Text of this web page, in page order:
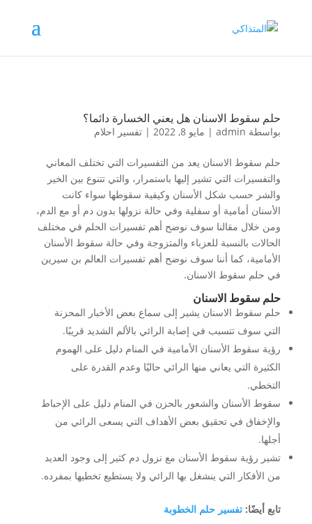
حلم سقوط الاسنان هل يعني الخسارة دائما؟
بواسطة admin
| مايو 8, 2022 | تفسير احلام
حلم سقوط الاسنان يعد من التفسيرات التي تختلف المعاني
والتفسيرات التي تشير إليها باستمرار، والتي تتنوع بين الخير
والشر حسب شكل الأسنان وكيفية سقوطها سواء كانت
الأسنان أمامية أو سفلية وفي حالة نزولها بدون دم أو مع الدم،
ومن خلال مقالنا سوف نوضح أهم تفسيرات الحلم في مختلف
الحالات بالنسبة للعزباء والمتزوجة وفي حالة سقوط الأسنان
الأمامية، كما أننا سوف نوضح أهم تفسيرات العالم بن سيرين
في حلم سقوط الاسنان.
حلم سقوط الاسنان
حلم سقوط الاسنان يشير إلى سماع بعض الأخبار المحزنة
التي سوف تتسبب في إصابة الرائي بالألم الشديد قريبًا.
رؤية سقوط الأسنان الأمامية في المنام دليل على الهموم
الكثيرة التي يعاني منها الرائي حاليًا وعدم القدرة على
التخطي.
سقوط الأسنان والشعور بالحزن في المنام دليل على الإحباط
والإخفاق في تحقيق بعض الأهداف التي يسعى الرائي من
أجلها.
تشير رؤية سقوط الأسنان مع نزول دم كثير إلى وجود العديد
من الأفكار التي ينشغل بها الرائي ولا يستطيع تخطيها بمفرده.
تابع أيضًا: تفسير حلم الخطوبة